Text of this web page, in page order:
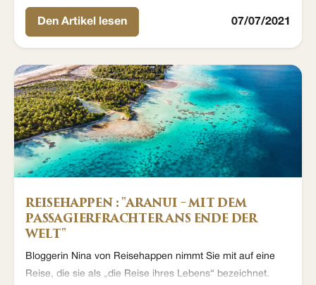
Den Artikel lesen 07/07/2021
REISEHAPPEN : "ARANUI – MIT DEM
PASSAGIERFRACHTER ANS ENDE DER
WELT"
Bloggerin Nina von Reisehappen nimmt Sie mit auf eine
Reise, die sie als „die Reise ihres Lebens“ bezeichnet.